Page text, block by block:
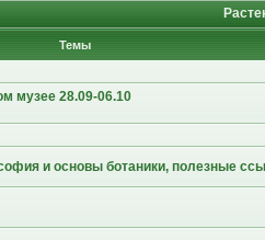
Темы
музее 28.09-06.10
и основы ботаники, полезные